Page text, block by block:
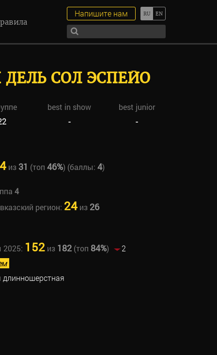
Напишите нам
СОЛ ЭСПЕЙО
best in show
best junior
- -
из 31 (топ 46%) (баллы: 4)
4
регион: 24из 26
2025: 152из 182(топ 84%)
2
длинношерстная